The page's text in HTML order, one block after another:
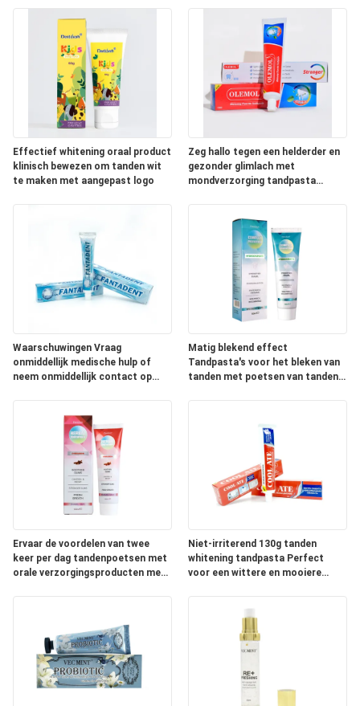
SITEMAP
PRIVACYBELEID
Effectief whitening oraal product
klinisch bewezen om tanden wit
te maken met aangepast logo
Zeg hallo tegen een helderder en
gezonder glimlach met
mondverzorging tandpasta
Waarschuwingen Vraag
onmiddellijk medische hulp of
neem onmiddellijk contact op
Matig blekend effect
Tandpasta's voor het bleken van
tanden met poetsen van tanden
Ervaar de voordelen van twee
keer per dag tandenpoetsen met
orale verzorgingsproducten met
Niet-irriterend 130g tanden
whitening tandpasta Perfect
voor een wittere en mooiere